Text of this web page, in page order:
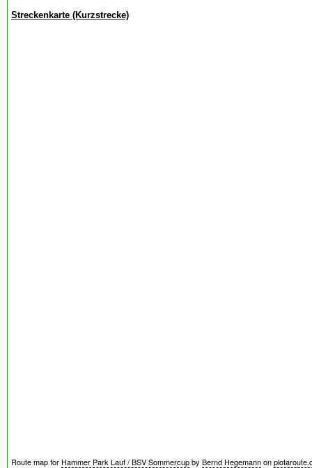
Streckenkarte (Kurzstrecke)
Route map for Hammer Park Lauf / BSV Sommercupby Bernd Hegemannon